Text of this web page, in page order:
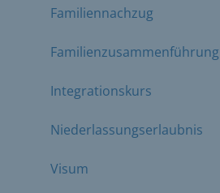
Familiennachzug
Familienzusammenführung
Integrationskurs
Niederlassungserlaubnis
Visum